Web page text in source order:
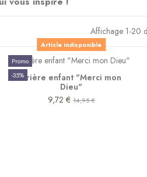
Affichage 1-20
Promo
-35%
Article indisponible
Prière enfant "Merci mon
Dieu"
9,72 € 14,95 €